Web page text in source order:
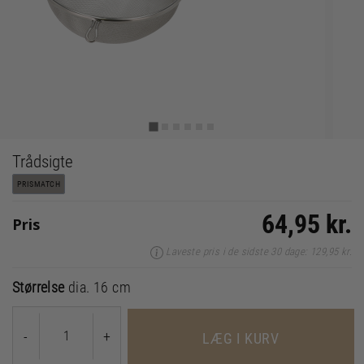
Trådsigte
PRISMATCH
Pris 64,95 kr.
Laveste pris i de sidste 30 dage: 129,95 kr.
Størrelse dia. 16 cm
- + LÆG I KURV